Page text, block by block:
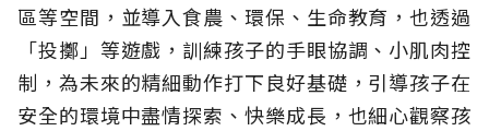
區等空間，並導入食農、環保、生命教育，也透過
「投擲」等遊戲，訓練孩子的手眼協調、小肌肉控
制，為未來的精細動作打下良好基礎，引導孩子在
安全的環境中盡情探索、快樂成長，也細心觀察孩